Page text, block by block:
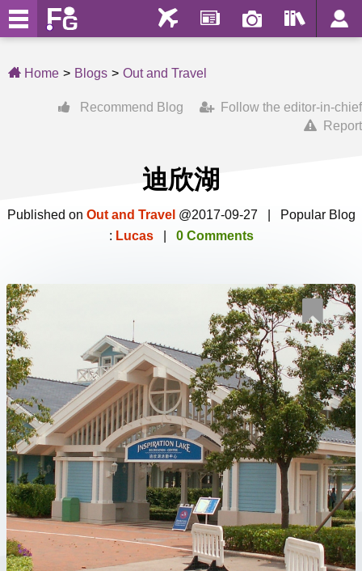
Home Blogs Out and Travel
Follow the editor-in-chief
Recommend Blog
Report
迪欣湖
Published on Out and Travel @2017-09-27 | Popular Blog
: Lucas| 0 Comments